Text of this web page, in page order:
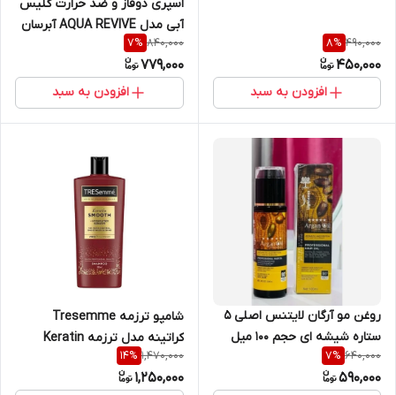
490,000
8%
450,000
افزودن به سبد
اسپری دوفاز و ضد حرارت گلیس
آبی مدل AQUA REVIVE آبرسان
مناسب موهای معمولی و خشک
AQUA REVIVE
840,000
7%
779,000
افزودن به سبد
روغن مو آرگان لایتنس اصلی ۵
ستاره شیشه ای حجم 100 میل
640,000
7%
590,000
شامپو ترزمه Tresemme
کراتینه مدل ترزمه Keratin
smooth حجم ۶۸۵ میل
1,470,000
14%
1,250,000